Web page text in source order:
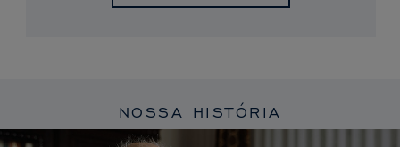
NOSSA HISTÓRIA